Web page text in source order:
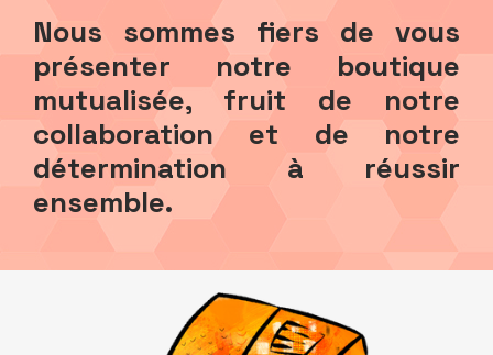
Nous sommes fiers de vous
présenter notre boutique
mutualisée, fruit de notre
collaboration et de notre
détermination à réussir
ensemble.